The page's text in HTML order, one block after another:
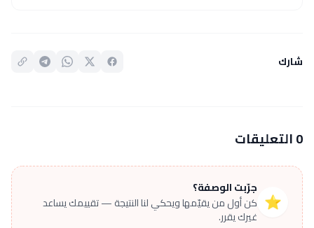
شارك
0 التعليقات
⭐
جرّبت الوصفة؟
كن أول من يقيّمها ويحكي لنا النتيجة — تقييمك يساعد
غيرك يقرر.